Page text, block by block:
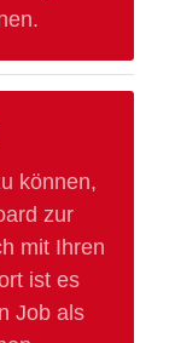
können,
zur
mit Ihren
ist es
Job als